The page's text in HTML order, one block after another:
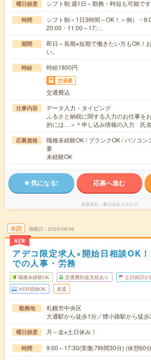
曜日頻度 シフト制 週1日～勤務・時短も可能です
時間
シフト制＜1日3時間～OK！＞例）・
20:00・11:00～17:…
期間
即日～長期※短期で働きたい方もOK！
い。
時給 時給1800円
交通費
交通費込
仕事内容
データ入力・タイピング
ふるさと納税に関する入力のお仕事を
的には…＞＊申し込み情報の入力 氏
応募資格
職種未経験OK / ブランクOK / パソコン
要
未経験OK
気になる! 応募へ進む
派遣会社 株式会社エボルカ
未読
NEW
掲載日 2026/08/06
アデコ限定求人×開始日相談OK
での人事・労務
職種未経験OK 交通費別途支給あり 土日祝日が
WEB登録OK 派遣
勤務地
札幌市中央区
大通駅から徒歩1分／狸小路駅から徒
曜日頻度 月～金※土日休み！
時間
9:00～17:30(実働:7時間30分) (休憩60